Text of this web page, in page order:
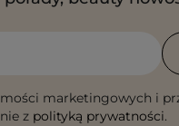
marketingowych i
z polityką prywatności.